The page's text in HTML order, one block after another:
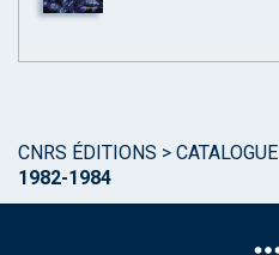
CNRS ÉDITIONS > CATALOGUE
1982-1984